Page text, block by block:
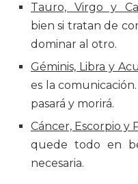
Tauro, Virgo y
bien si tratan de
dominar al otro.
Géminis, Libra y
es la
pasará y morirá.
Cáncer, Escorpio y
quede todo en
necesaria.